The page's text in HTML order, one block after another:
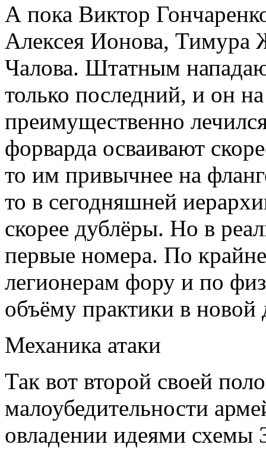
А пока Виктор
Алексея Ионова, Тимура
Чалова. Штатным
только последний, и он
преимущественно
форварда осваивают
то им привычнее на
то в сегодняшней
скорее дублёры. Но в
первые номера. По
легионерам фору и по
объёму практики в
Механика атаки
Так вот второй своей
малоубедительности
овладении идеями схемы